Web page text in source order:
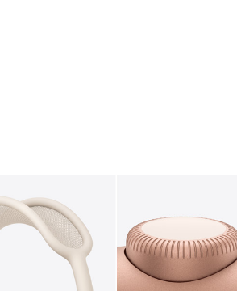
图像 2 图库 图像